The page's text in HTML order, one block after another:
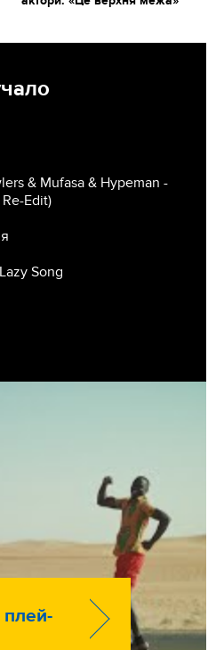
& Mufasa & Hypeman -
Edit)
Song
плей-